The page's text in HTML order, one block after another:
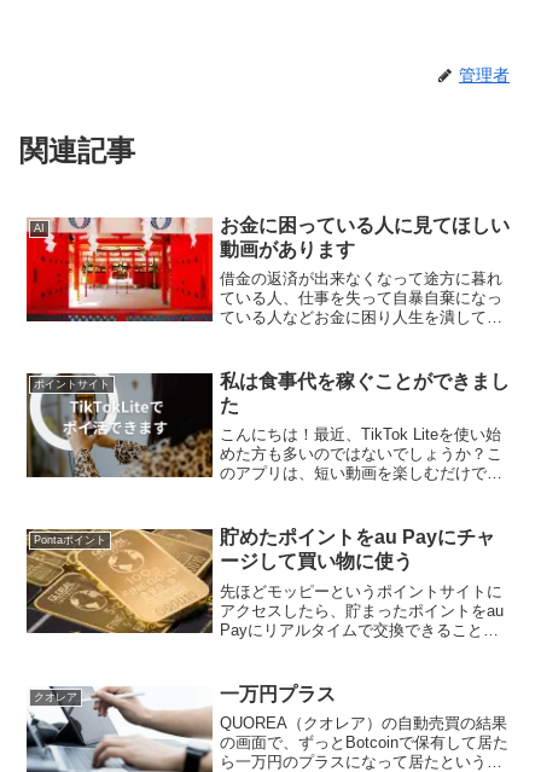
管理者
関連記事
AI
お金に困っている人に見てほしい
動画があります
借金の返済が出来なくなって途方に暮れ
ている人、仕事を失って自暴自棄になっ
ている人などお金に困り人生を潰してし
なってほしいです。お金に好かれるとい
うことは、人に好かれると...
ポイントサイト
私は食事代を稼ぐことができまし
た
こんにちは！最近、TikTok Liteを使い始
めた方も多いのではないでしょうか？こ
のアプリは、短い動画を楽しむだけでな
でのポイント獲得方法やその楽しみ方
に...
Pontaポイント
貯めたポイントをau Payにチャ
ージして買い物に使う
先ほどモッピーというポイントサイトに
アクセスしたら、貯まったポイントをau
Payにリアルタイムで交換できることを
とができるものがありました。ちょっと
した空き時間に挑戦...
クオレア 一万円プラス
QUOREA（クオレア）の自動売買の結果
の画面で、ずっとBotcoinで保有して居た
ら一万円のプラスになって居たという表